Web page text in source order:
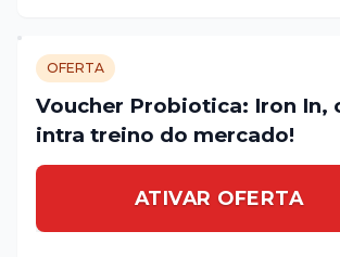
OFERTA
Voucher Probiotica: Iron In,
intra treino do mercado!
ATIVAR OFERTA